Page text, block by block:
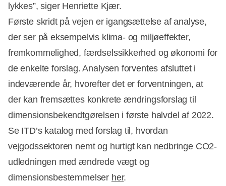
lykkes”, siger Henriette Kjær.
Første skridt på vejen er igangsættelse af analyse,
der ser på eksempelvis klima- og miljøeffekter,
fremkommelighed, færdselssikkerhed og økonomi for
de enkelte forslag. Analysen forventes afsluttet i
indeværende år, hvorefter det er forventningen, at
der kan fremsættes konkrete ændringsforslag til
dimensionsbekendtgørelsen i første halvdel af 2022.
Se ITD’s katalog med forslag til, hvordan
vejgodssektoren nemt og hurtigt kan nedbringe CO2-
udledningen med ændrede vægt og
dimensionsbestemmelser her.